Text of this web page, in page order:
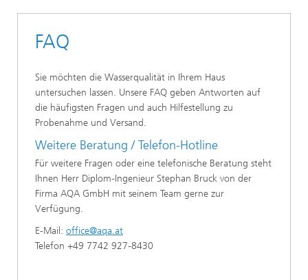
FAQ
Sie möchten die Wasserqualität in Ihrem Haus
untersuchen lassen. Unsere FAQ geben Antworten auf
die häufigsten Fragen und auch Hilfestellung zu
Probenahme und Versand.
Weitere Beratung / Telefon-Hotline
Für weitere Fragen oder eine telefonische Beratung steht
Ihnen Herr Diplom-Ingenieur Stephan Bruck von der
Firma AQA GmbH mit seinem Team gerne zur
Verfügung.
E-Mail: office@aqa.at
Telefon +49 7742 927-8430